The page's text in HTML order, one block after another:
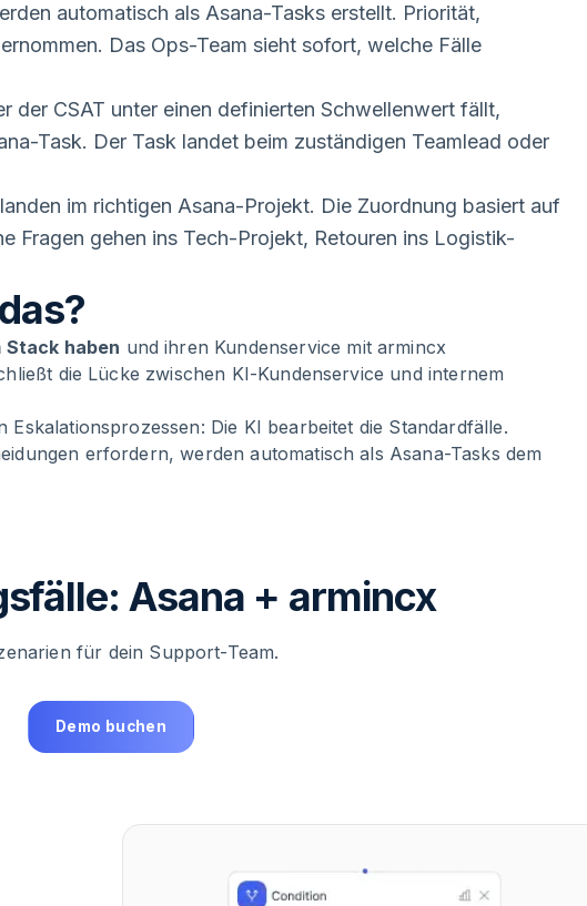
automatisch als Asana-Tasks erstellt. Priorität,
Das Ops-Team sieht sofort, welche Fälle
der CSAT unter einen definierten Schwellenwert fällt,
Task. Der Task landet beim zuständigen Teamlead oder
im richtigen Asana-Projekt. Die Zuordnung basiert auf
Fragen gehen ins Tech-Projekt, Retouren ins Logistik-
Stack haben und ihren Kundenservice mit armincx
die Lücke zwischen KI-Kundenservice und internem
Die KI bearbeitet die Standardfälle.
erfordern, werden automatisch als Asana-Tasks dem
Asana + armincx
für dein Support-Team.
Demo buchen